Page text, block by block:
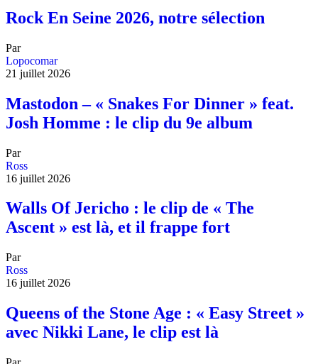
Rock En Seine 2026, notre sélection
Par
Lopocomar
21 juillet 2026
Mastodon – « Snakes For Dinner » feat.
Josh Homme : le clip du 9e album
Par
Ross
16 juillet 2026
Walls Of Jericho : le clip de « The
Ascent » est là, et il frappe fort
Par
Ross
16 juillet 2026
Queens of the Stone Age : « Easy Street »
avec Nikki Lane, le clip est là